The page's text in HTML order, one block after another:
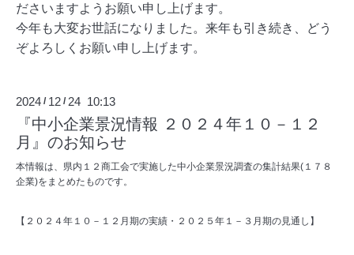
ださいますようお願い申し上げます。
今年も大変お世話になりました。来年も引き続き、どう
ぞよろしくお願い申し上げます。
2024 / 12 / 24 10:13
『中小企業景況情報 ２０２４年１０－１２
月』のお知らせ
本情報は、県内１２商工会で実施した中小企業景況調査の集計結果( １７８
企業)をまとめたものです。
【２０２４年１０－１２月期の実績・２０２５年１－３月期の見通し】